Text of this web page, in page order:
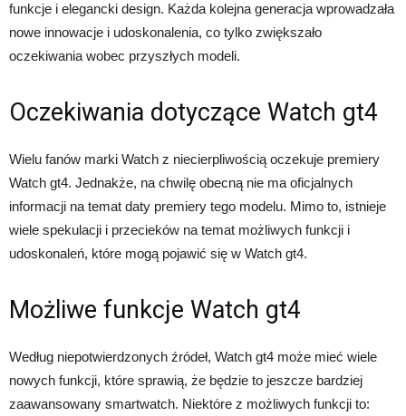
funkcje i elegancki design. Każda kolejna generacja wprowadzała
nowe innowacje i udoskonalenia, co tylko zwiększało
oczekiwania wobec przyszłych modeli.
Oczekiwania dotyczące Watch gt4
Wielu fanów marki Watch z niecierpliwością oczekuje premiery
Watch gt4. Jednakże, na chwilę obecną nie ma oficjalnych
informacji na temat daty premiery tego modelu. Mimo to, istnieje
wiele spekulacji i przecieków na temat możliwych funkcji i
udoskonaleń, które mogą pojawić się w Watch gt4.
Możliwe funkcje Watch gt4
Według niepotwierdzonych źródeł, Watch gt4 może mieć wiele
nowych funkcji, które sprawią, że będzie to jeszcze bardziej
zaawansowany smartwatch. Niektóre z możliwych funkcji to: